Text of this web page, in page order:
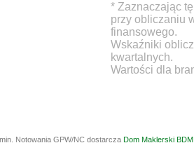
* Zaznaczając
przy obliczaniu
finansowego.
Wskaźniki
kwartalnych.
Wartości dla
Notowania GPW/NC dostarcza Dom Maklerski